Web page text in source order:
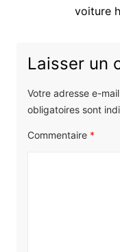
voiture
Laisser un
Votre adresse e-
obligatoires sont
Commentaire *